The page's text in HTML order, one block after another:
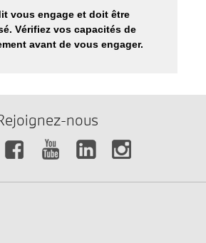
vous engage et doit être
Vérifiez vos capacités de
avant de vous engager.
nous